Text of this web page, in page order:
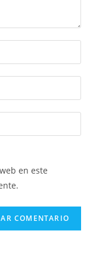
en este